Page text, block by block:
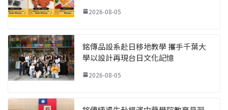
2026-08-05
銘傳品設系赴日移地教學 攜手千葉大
學以設計再現台日文化記憶
2026-08-05